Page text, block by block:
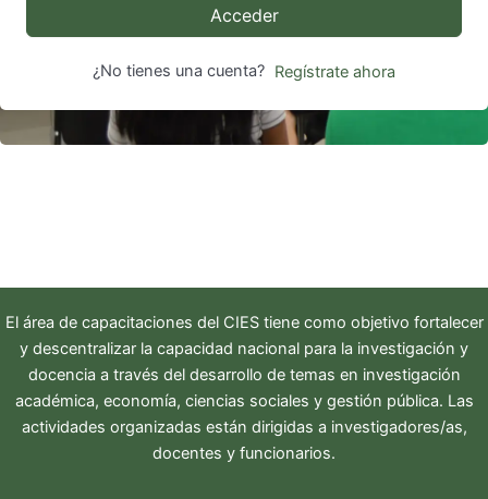
Acceder
¿No tienes una cuenta? Regístrate ahora
El área de capacitaciones del CIEStiene como objetivo fortalecer
y descentralizar la capacidad nacional para la investigación y
docencia a través del desarrollo de temas en investigación
académica, economía, ciencias sociales y gestión pública. Las
actividades organizadas están dirigidas a investigadores/as,
docentes y funcionarios.